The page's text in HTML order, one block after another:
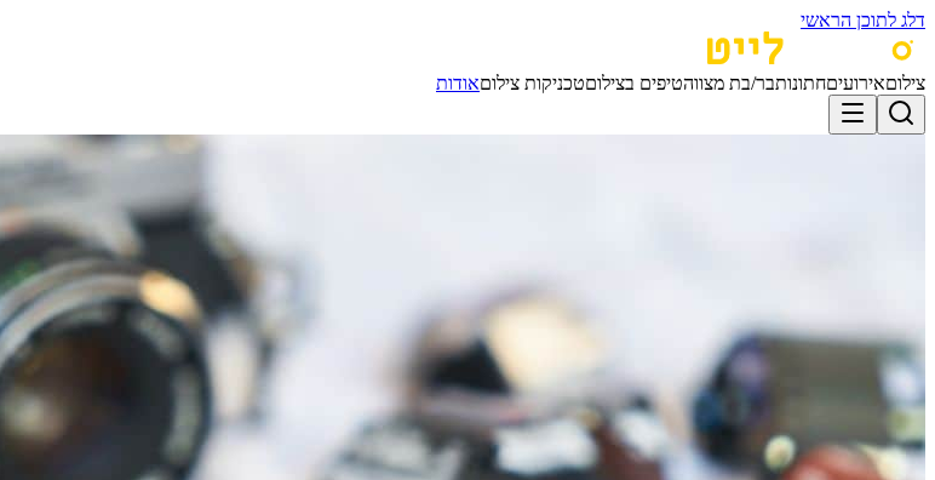
דלג לתוכן הראשי
צילוםאירועיםחתונותבר/בת מצווהטיפים בצילוםטכניקות צילוםאודות